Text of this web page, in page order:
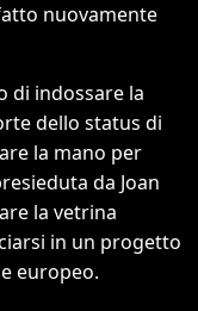
nuovamente
di indossare la
dello status di
la mano per
da Joan
la vetrina
in un progetto
europeo.